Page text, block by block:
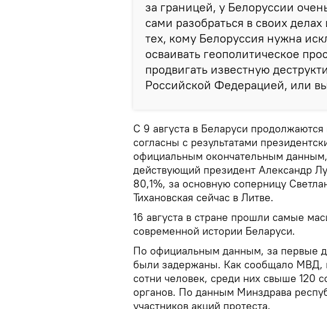
за границей, у Белоруссии
сами разобраться в своих
тех, кому Белоруссия нужна
осваивать геополитическое
продвигать известную
Российской Федерацией, или
С 9 августа в Беларуси
согласны с результатами
официальным окончательным
действующий президент Александр
80,1%, за основную соперницу
Тихановская сейчас в Литве.
16 августа в стране прошли самые
современной истории Беларуси.
По официальным данным, за первые
были задержаны. Как сообщало МВД,
сотни человек, среди них свыше 120
органов. По данным Минздрава
участников акций протеста.